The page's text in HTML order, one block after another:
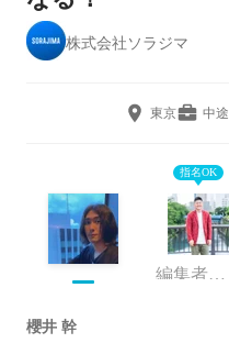
株式会社ソラジマ
東京 中途
指名OK
編集者採用部
櫻井 幹